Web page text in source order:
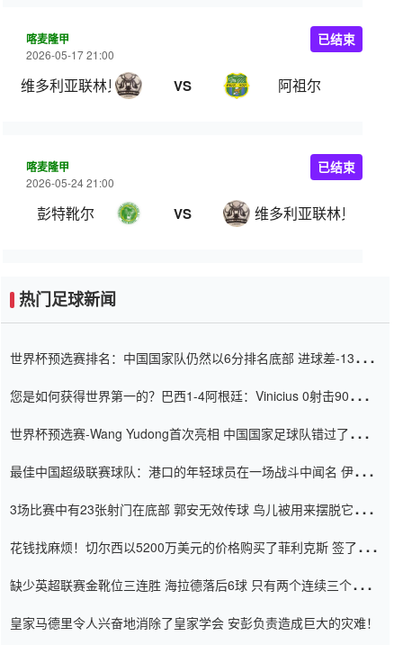
喀麦隆甲
2026-05-17 21:00
维多利亚联林贝 VS 阿祖尔
已结束
喀麦隆甲
2026-05-24 21:00
彭特靴尔 VS 维多利亚联林贝
已结束
热门足球新闻
世界杯预选赛排名：中国国家队仍然以6分排名底部 进球差-13令人
您是如何获得世界第一的？巴西1-4阿根廷：Vinicius 0射击90分钟
世界杯预选赛-Wang Yudong首次亮相 中国国家足球队错过了世界
最佳中国超级联赛球队：港口的年轻球员在一场战斗中闻名 伊万放
3场比赛中有23张射门在底部 郭安无效传球 鸟儿被用来摆脱它
花钱找麻烦！切尔西以5200万美元的价格购买了菲利克斯 签了7年
缺少英超联赛金靴位三连胜 海拉德落后6球 只有两个连续三个连续
皇家马德里令人兴奋地消除了皇家学会 安彭负责造成巨大的灾难！